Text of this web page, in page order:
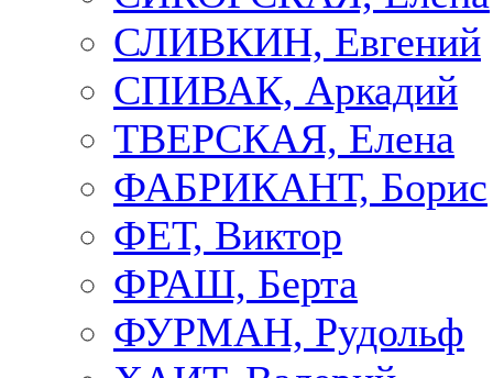
СЛИВКИН, Евгений
СПИВАК, Аркадий
ТВЕРСКАЯ, Елена
ФАБРИКАНТ, Борис
ФЕТ, Виктор
ФРАШ, Берта
ФУРМАН, Рудольф